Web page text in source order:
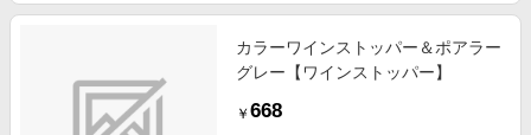
カラーワインストッパー＆ポアラー
グレー【ワインストッパー】
￥ 668